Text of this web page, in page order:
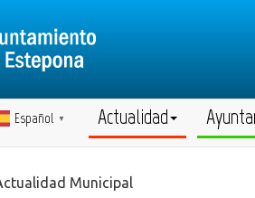
Español ▼ Actualidad
Municipal